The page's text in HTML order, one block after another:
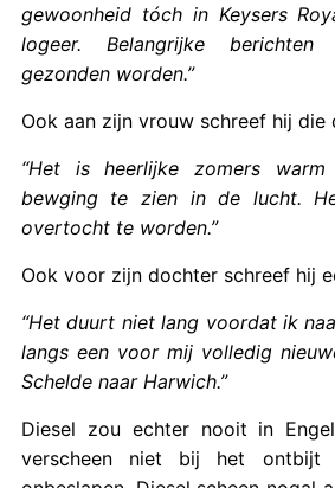
gewoonheid tóch in Keysers
logeer. Belangrijke berichten
gezonden worden.”
Ook aan zijn vrouw schreef hij die
“Het is heerlijke zomers
bewging te zien in de lucht.
overtocht te worden.”
Ook voor zijn dochter schreef hij
“Het duurt niet lang voordat ik
langs een voor mij volledig
Schelde naar Harwich.”
Diesel zou echter nooit in
verscheen niet bij het